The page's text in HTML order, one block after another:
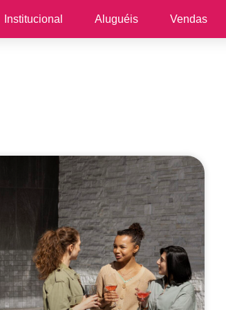
Institucional Aluguéis Vendas